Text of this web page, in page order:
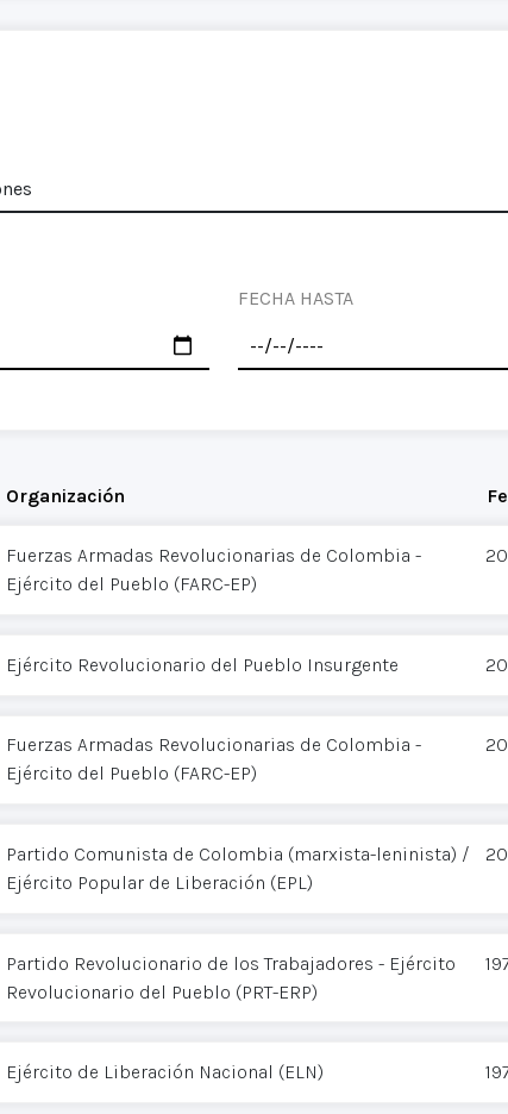
FECHA HASTA
Organización
Fuerzas Armadas Revolucionarias de Colombia -
Ejército del Pueblo (FARC-EP)
Ejército Revolucionario del Pueblo Insurgente
Fuerzas Armadas Revolucionarias de Colombia -
Ejército del Pueblo (FARC-EP)
Partido Comunista de Colombia (marxista-leninista) /
Ejército Popular de Liberación (EPL)
Partido Revolucionario de los Trabajadores - Ejército
Revolucionario del Pueblo (PRT-ERP)
Ejército de Liberación Nacional (ELN)